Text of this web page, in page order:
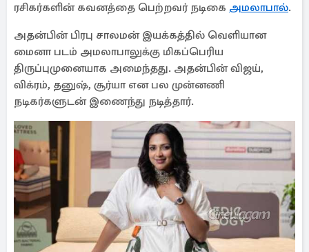
ரசிகர்களின் கவனத்தை பெற்றவர் நடிகை அமலாபால்.
அதன்பின் பிரபு சாலமன் இயக்கத்தில் வெளியான
மைனா படம் அமலாபாலுக்கு மிகப்பெரிய
திருப்புமுனையாக அமைந்தது. அதன்பின் விஜய்,
விக்ரம், தனுஷ், சூர்யா என பல முன்னணி
நடிகர்களுடன் இணைந்து நடித்தார்.